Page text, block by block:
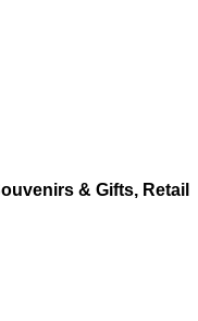
& Gifts, Retail